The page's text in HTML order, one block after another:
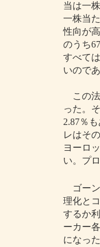
当は一
一株当
性向が
のうち
すべて
いのであ
この法
った。
2.87％
レはそ
ヨーロ
い。プ
ゴーン
理化と
するか
ーカー
になっ